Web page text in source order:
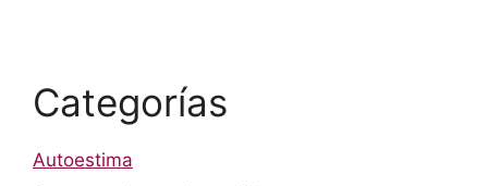
Categorías
Autoestima